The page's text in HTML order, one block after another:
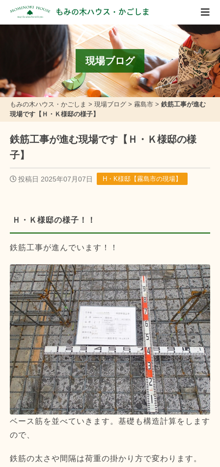
もみの木ハウス・かごしま
現場ブログ
もみの木ハウス・かごしま > 現場ブログ > 霧島市 > 鉄筋工事が進む
現場です【Ｈ・Ｋ様邸の様子】
鉄筋工事が進む現場です【Ｈ・Ｋ様邸の様
子】
投稿日 2025年07月07日 H・K様邸【霧島市の現場】
Ｈ・Ｋ様邸の様子！！
鉄筋工事が進んでいます！！
ベース筋を並べていきます。基礎も構造計算をします
ので、
鉄筋の太さや間隔は荷重の掛かり方で変わります。